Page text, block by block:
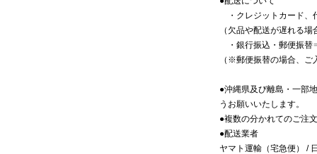
・クレジットカード、
（欠品や配送が遅れる
・銀行振込・郵便振替
（※郵便振替の場合、
●沖縄県及び離島・一部
うお願いいたします。
●複数の分かれてのご注
●配送業者
ヤマト運輸（宅急便） /